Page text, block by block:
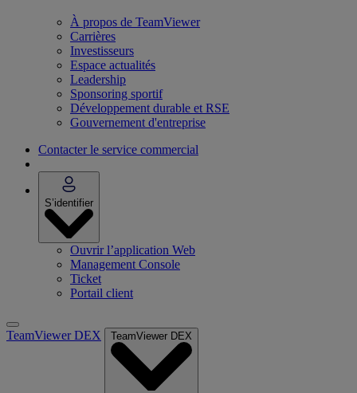
À propos de TeamViewer
Carrières
Investisseurs
Espace actualités
Leadership
Sponsoring sportif
Développement durable et RSE
Gouvernement d'entreprise
Contacter le service commercial
S’identifier
Ouvrir l’application Web
Management Console
Ticket
Portail client
TeamViewer DEX TeamViewer DEX